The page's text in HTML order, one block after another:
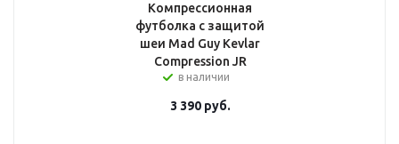
Компрессионная
футболка с защитой
шеи Mad Guy Kevlar
Compression JR
в наличии
3 390руб.